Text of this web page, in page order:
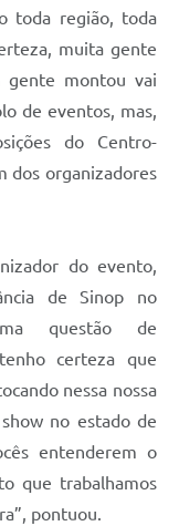
toda região, toda
muita gente
gente montou vai
de eventos, mas,
do Centro-
dos organizadores
do evento,
de Sinop no
questão de
certeza que
nessa nossa
no estado de
entenderem o
que trabalhamos
pontuou.